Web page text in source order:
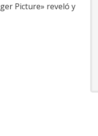
Picture» reveló y